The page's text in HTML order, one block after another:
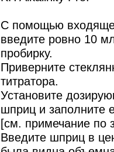
С помощью
введите ровно 10
пробирку.
Приверните
титратора.
Установите
шприц и заполните
[см. примечание по
Введите шприц в